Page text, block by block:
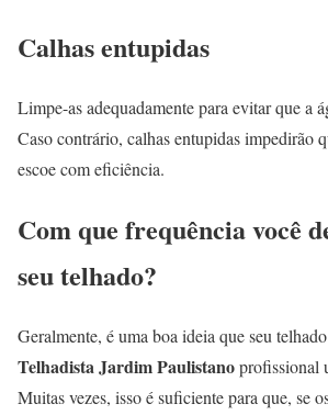
Calhas entupidas
Limpe-as adequadamente para evitar que a
Caso contrário, calhas entupidas impedirão
escoe com eficiência.
Com que frequência você
seu telhado?
Geralmente, é uma boa ideia que seu
Telhadista Jardim Paulistanoprofissional
Muitas vezes, isso é suficiente para que, se